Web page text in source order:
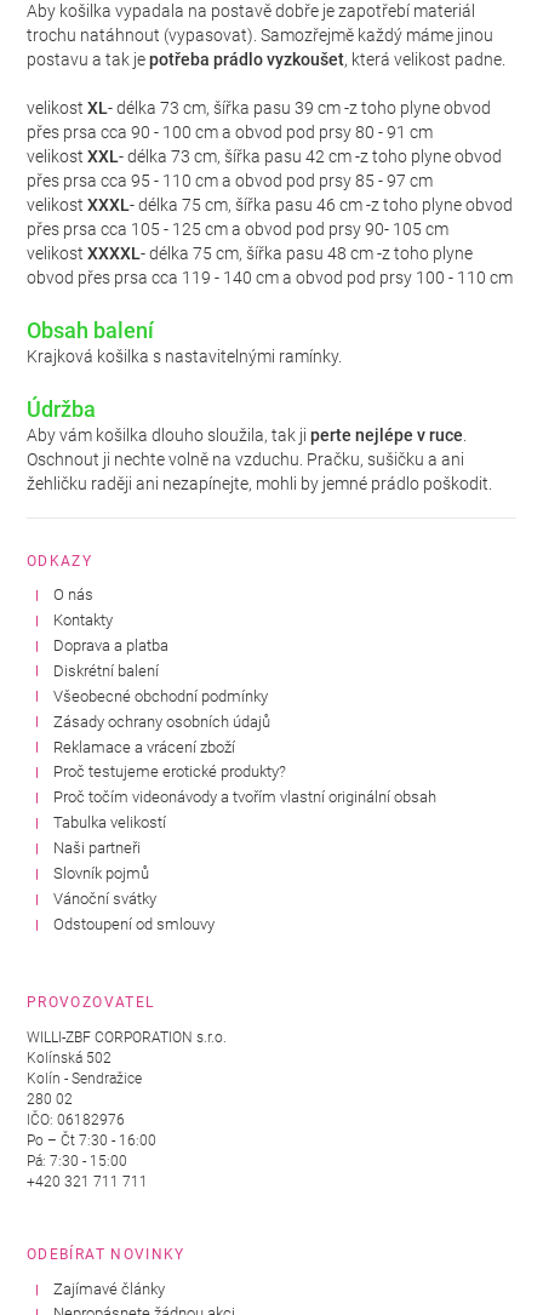
Aby košilka vypadala na postavě dobře je zapotřebí materiál
trochu natáhnout (vypasovat). Samozřejmě každý máme jinou
postavu a tak jepotřeba prádlo vyzkoušet, která velikost padne.
velikost XL- délka 73 cm, šířka pasu 39 cm -z toho plyne obvod
přes prsa cca 90 - 100 cm a obvod pod prsy 80 - 91 cm
velikost XXL- délka 73 cm, šířka pasu 42 cm -z toho plyne obvod
přes prsa cca 95 - 110 cm a obvod pod prsy 85 - 97 cm
velikost XXXL- délka 75 cm, šířka pasu 46 cm -z toho plyne obvod
přes prsa cca 105 - 125 cm a obvod pod prsy 90- 105 cm
velikost XXXXL- délka 75 cm, šířka pasu 48 cm -z toho plyne
obvod přes prsa cca 119 - 140 cm a obvod pod prsy 100 - 110 cm
Obsah balení
Krajková košilka s nastavitelnými ramínky.
Údržba
Aby vám košilka dlouho sloužila, tak ji perte nejlépe v ruce.
Oschnout ji nechte volně na vzduchu. Pračku, sušičku a ani
žehličku raději ani nezapínejte, mohli by jemné prádlo poškodit.
ODKAZY
O nás
Kontakty
Doprava a platba
Diskrétní balení
Všeobecné obchodní podmínky
Zásady ochrany osobních údajů
Reklamace a vrácení zboží
Proč testujeme erotické produkty?
Proč točím videonávody a tvořím vlastní originální obsah
Tabulka velikostí
Naši partneři
Slovník pojmů
Vánoční svátky
Odstoupení od smlouvy
PROVOZOVATEL
WILLI-ZBF CORPORATION s.r.o.
Kolínská 502
Kolín - Sendražice
280 02
IČO: 06182976
Po – Čt 7:30 - 16:00
Pá: 7:30 - 15:00
+420 321 711 711
ODEBÍRAT NOVINKY
Zajímavé články